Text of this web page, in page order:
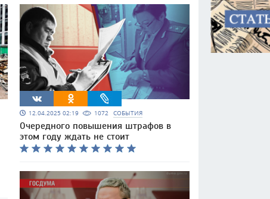
12.04.2025 02:19 1072 СОБЫТИЯ
Очередного повышения штрафов в
этом году ждать не стоит